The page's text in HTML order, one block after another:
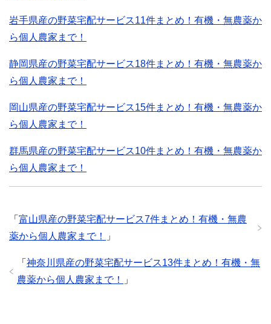
岩手県産の野菜宅配サービス11件まとめ！有機・無農薬か
ら個人農家まで！
静岡県産の野菜宅配サービス18件まとめ！有機・無農薬か
ら個人農家まで！
岡山県産の野菜宅配サービス15件まとめ！有機・無農薬か
ら個人農家まで！
群馬県産の野菜宅配サービス10件まとめ！有機・無農薬か
ら個人農家まで！
「 富山県産の野菜宅配サービス7件まとめ！有機・無農
薬から個人農家まで！
」
「 神奈川県産の野菜宅配サービス13件まとめ！有機・無
農薬から個人農家まで！
」